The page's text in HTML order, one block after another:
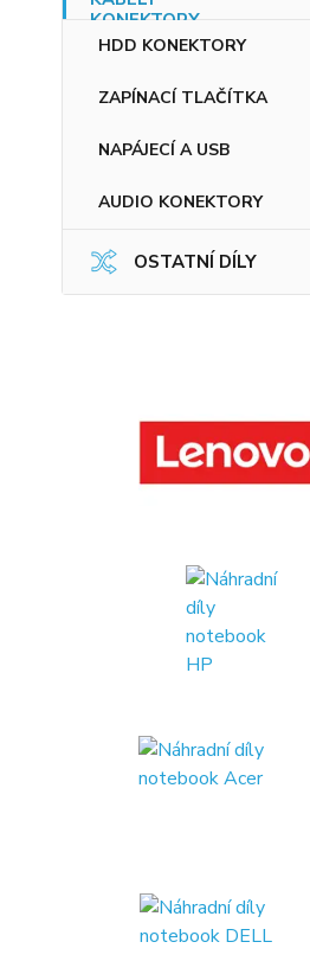
HDD KONEKTORY
ZAPÍNACÍ TLAČÍTKA
NAPÁJECÍ A USB
AUDIO KONEKTORY
OSTATNÍ DÍLY